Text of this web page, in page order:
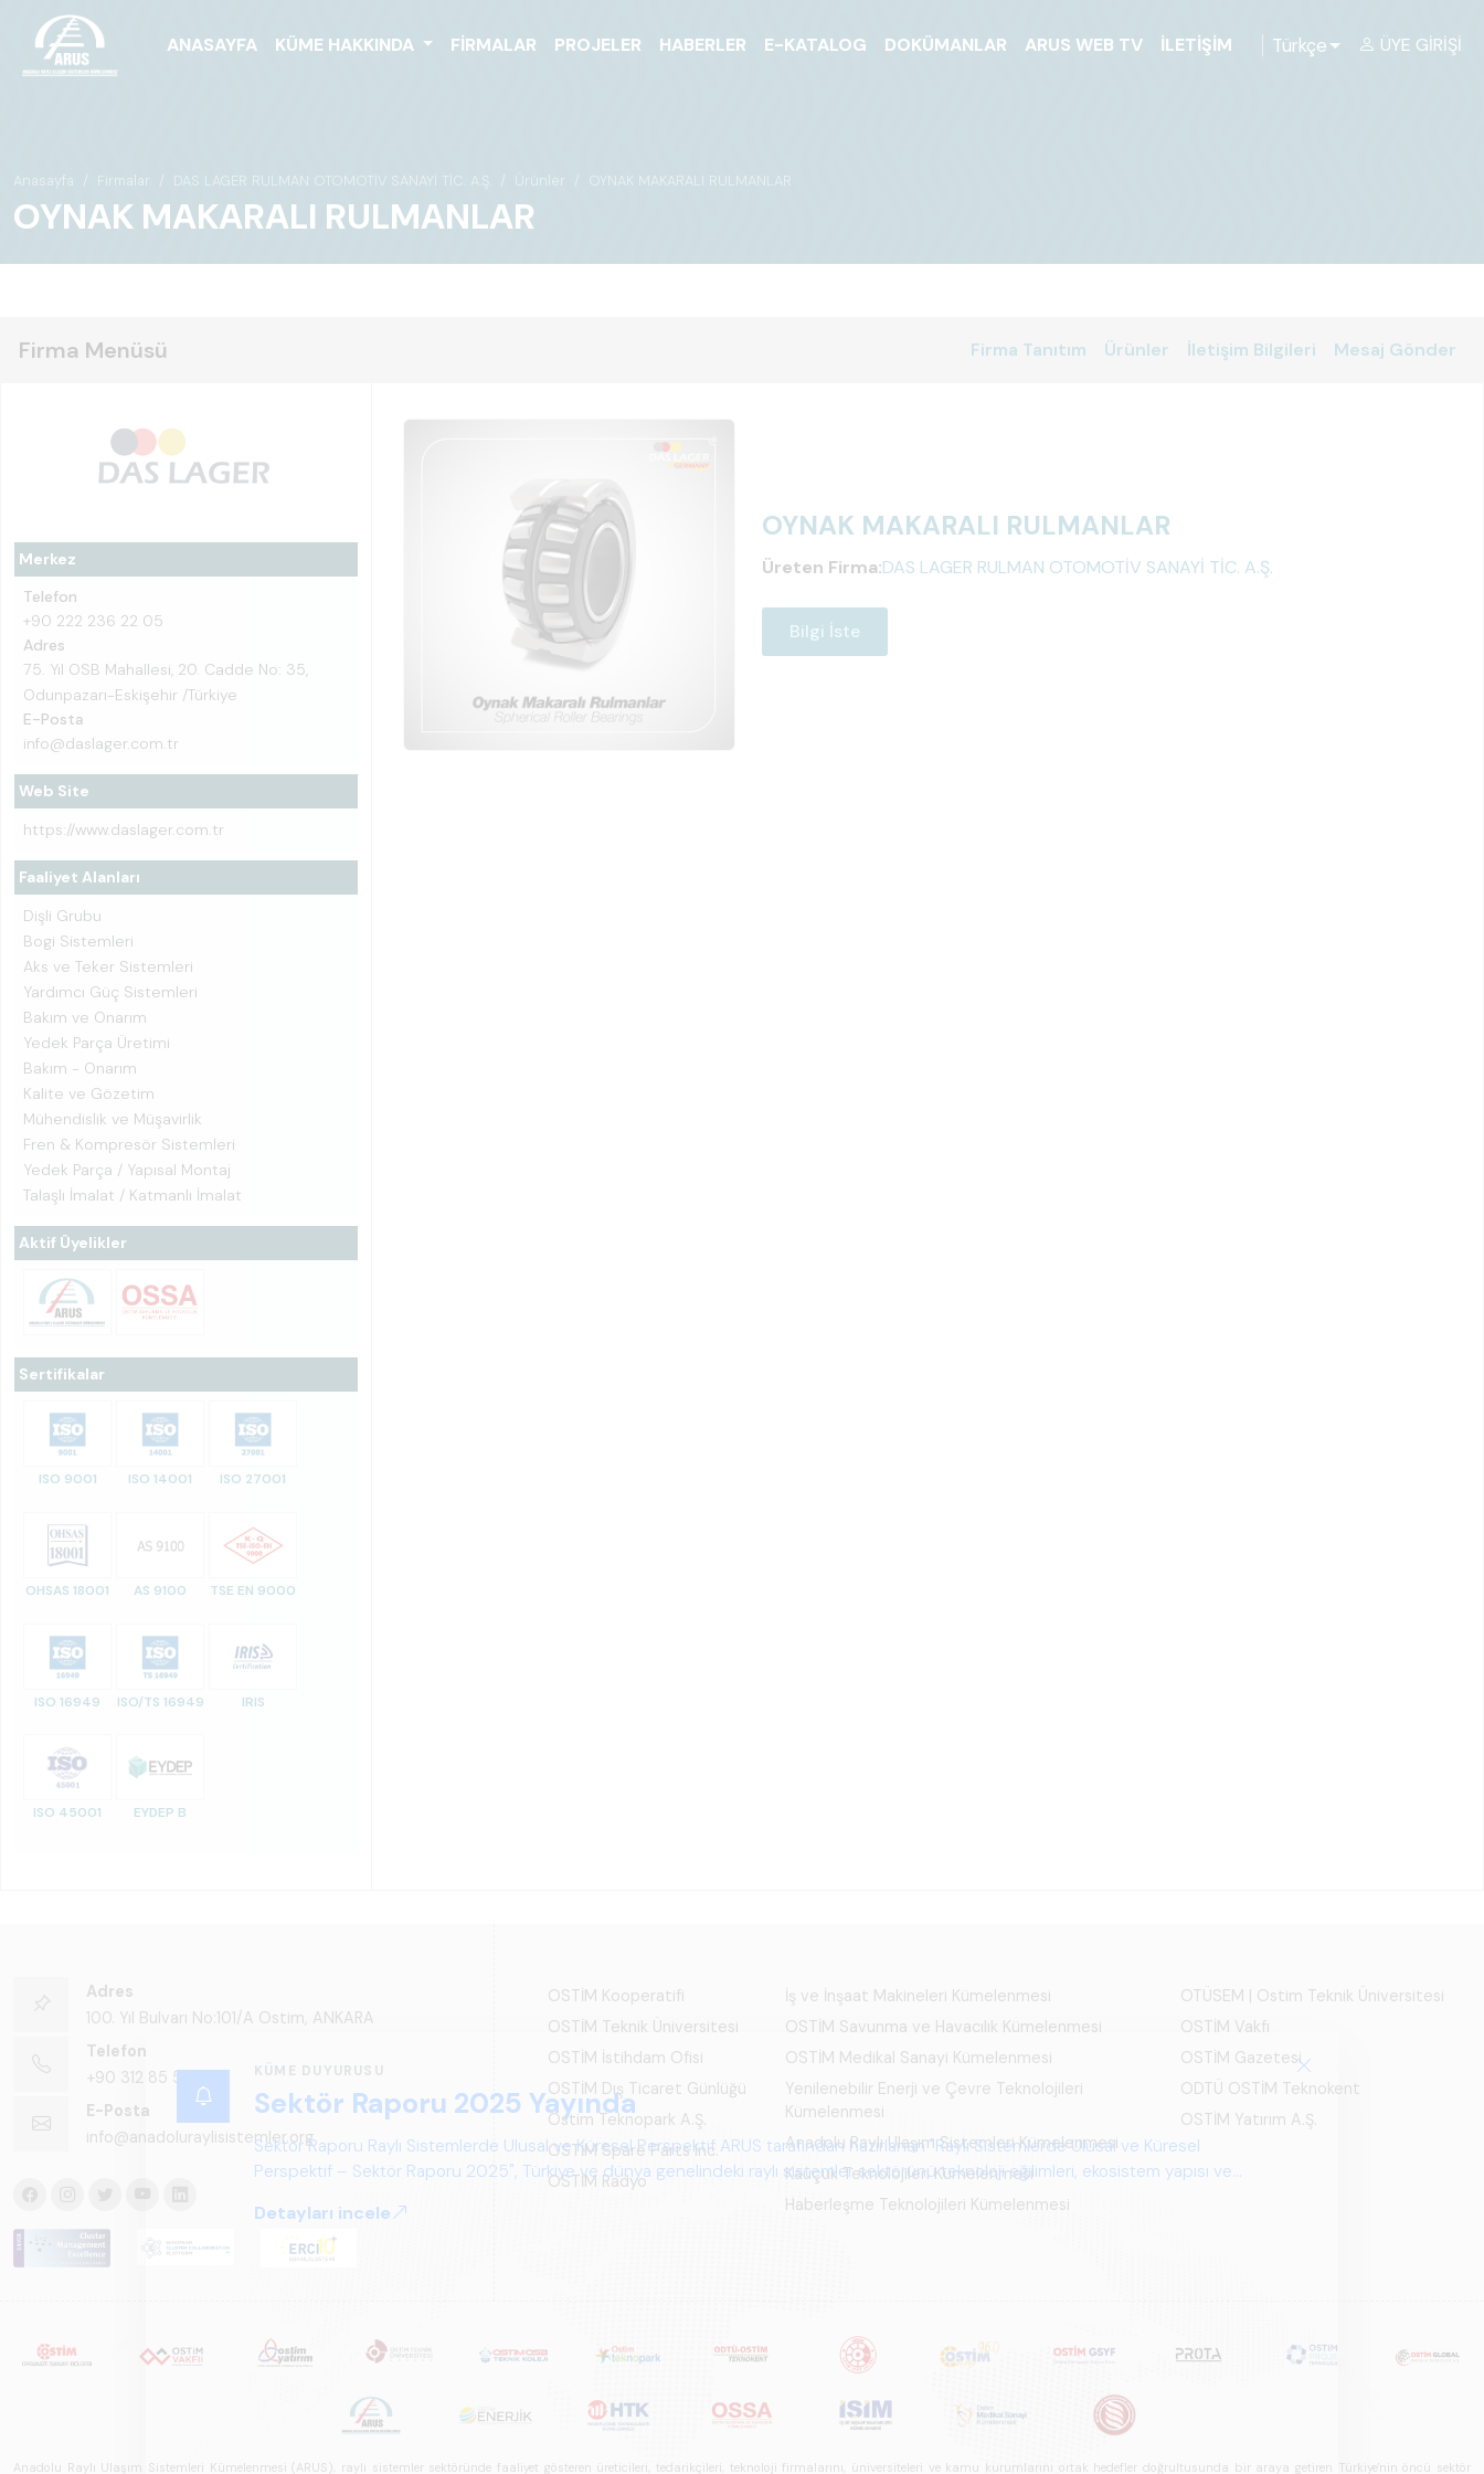
ANASAYFA KÜME HAKKINDA FIRMALAR PROJELER HABERLER E-KATALOG DOKÜMANLAR ARUS WEB TV İLETIŞIM Türkçe ÜYE GIRIŞI
Anasayfa Firmalar DAS LAGER RULMAN OTOMOTİV SANAYİ TİC. A.Ş. Ürünler OYNAK MAKARALI RULMANLAR
OYNAK MAKARALI RULMANLAR
Firma Menüsü Firma Tanıtım Ürünler İletişim Bilgileri Mesaj Gönder
Merkez
Telefon
+90 222 236 22 05
Adres
75. Yıl OSB Mahallesi, 20. Cadde No: 35,
Odunpazarı-Eskişehir /Türkiye
E-Posta
info@daslager.com.tr
Web Site
https://www.daslager.com.tr
Faaliyet Alanları
Dişli Grubu
Bogi Sistemleri
Aks ve Teker Sistemleri
Yardımcı Güç Sistemleri
Bakım ve Onarım
Yedek Parça Üretimi
Bakım - Onarım
Kalite ve Gözetim
Mühendislik ve Müşavirlik
Fren & Kompresör Sistemleri
Yedek Parça / Yapısal Montaj
Talaşlı İmalat / Katmanlı İmalat
Aktif Üyelikler
Sertifikalar
ISO 9001 ISO 14001 ISO 27001
OHSAS 18001 AS 9100 TSE EN 9000
ISO 16949 ISO/TS 16949 IRIS
ISO 45001 EYDEP B
OYNAK MAKARALI RULMANLAR
Üreten Firma:DAS LAGER RULMAN OTOMOTİV SANAYİ TİC. A.Ş.
Bilgi İste
Adres
100. Yıl Bulvarı No:101/A Ostim, ANKARA
Telefon
+90 312 85 50 90
E-Posta
info@anadoluraylisistemler.org
OSTİM Kooperatifi
OSTİM Teknik Üniversitesi
OSTİM İstihdam Ofisi
OSTİM Dış Ticaret Günlüğü
Ostim Teknopark A.Ş.
OSTİM Spare Parts Inc.
OSTİM Radyo
İş ve İnşaat Makineleri Kümelenmesi
OSTİM Savunma ve Havacılık Kümelenmesi
OSTİM Medikal Sanayi Kümelenmesi
Yenilenebilir Enerji ve Çevre Teknolojileri
Kümelenmesi
Anadolu Raylı Ulaşım Sistemleri Kümelenmesi
Kauçuk Teknolojileri Kümelenmesi
Haberleşme Teknolojileri Kümelenmesi
OTÜSEM | Ostim Teknik Üniversitesi
OSTİM Vakfı
OSTİM Gazetesi
ODTÜ OSTİM Teknokent
OSTİM Yatırım A.Ş.
Anadolu Raylı Ulaşım Sistemleri Kümelenmesi (ARUS), raylı sistemler sektöründe faaliyet gösteren üreticileri, tedarikçileri, teknoloji firmalarını, üniversiteleri ve kamu kurumlarını ortak hedefler doğrultusunda bir araya getiren Türkiye'nin öncü sektör